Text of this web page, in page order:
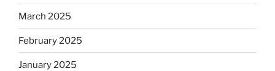
March 2025
February 2025
January 2025